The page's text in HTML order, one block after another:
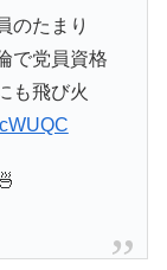
のたまり
で党員資格
も飛び火